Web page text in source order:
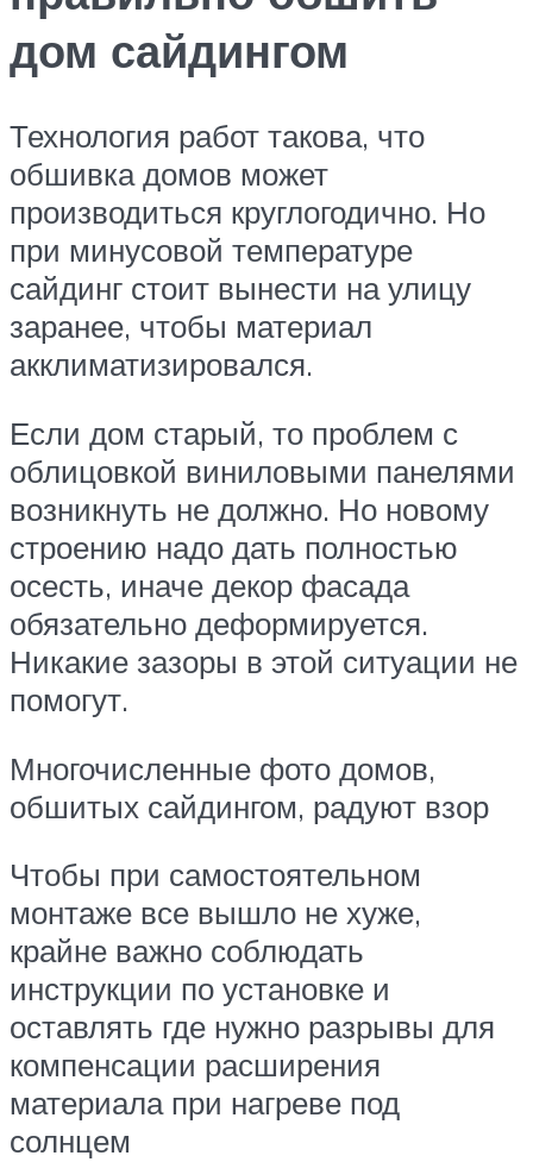
дом сайдингом
Технология работ такова, что
обшивка домов может
производиться круглогодично. Но
при минусовой температуре
сайдинг стоит вынести на улицу
заранее, чтобы материал
акклиматизировался.
Если дом старый, то проблем с
облицовкой виниловыми панелями
возникнуть не должно. Но новому
строению надо дать полностью
осесть, иначе декор фасада
обязательно деформируется.
Никакие зазоры в этой ситуации не
помогут.
Многочисленные фото домов,
обшитых сайдингом, радуют взор
Чтобы при самостоятельном
монтаже все вышло не хуже,
крайне важно соблюдать
инструкции по установке и
оставлять где нужно разрывы для
компенсации расширения
материала при нагреве под
солнцем